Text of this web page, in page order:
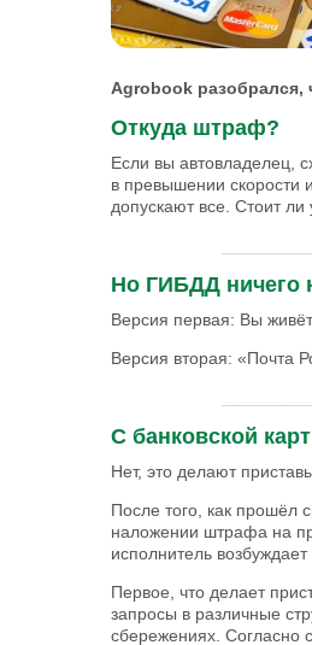
Agrobook разобрался,
Откуда штраф?
Если вы автовладелец,
в превышении скорости
допускают все. Стоит ли
Но ГИБДД ничего
Версия первая: Вы
Версия вторая: «Почта
С банковской
Нет, это делают
После того, как прошёл
наложении штрафа на
исполнитель
Первое, что делает
запросы в различные
сбережениях. Согласно